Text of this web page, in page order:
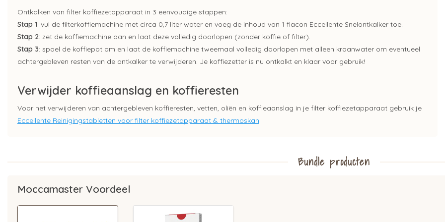
Ontkalken van filter koffiezetapparaat in 3 eenvoudige stappen:
Stap 1: vul de filterkoffiemachine met circa 0,7 liter water en voeg de inhoud van 1 flacon Eccellente Snelontkalker toe.
Stap 2: zet de koffiemachine aan en laat deze volledig doorlopen (zonder koffie of filter).
Stap 3: spoel de koffiepot om en laat de koffiemachine tweemaal volledig doorlopen met alleen kraanwater om eventueel
achtergebleven resten van de ontkalker te verwijderen. Je koffiezetter is nu ontkalkt en klaar voor gebruik!
Verwijder koffieaanslag en koffieresten
Voor het verwijderen van achtergebleven koffieresten, vetten, oliën en koffieaanslag in je filter koffiezetapparaat gebruik je
Eccellente Reinigingstabletten voor filter koffiezetapparaat & thermoskan
Bundle producten
Moccamaster Voordeel